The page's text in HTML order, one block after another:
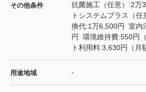
その他条件
抗菌施工（任意）:2万
トシステムプラス（
換代:1万6,500円 室内
円 環境維持費:550円
ト利用料:3,630円（月
用途地域 -